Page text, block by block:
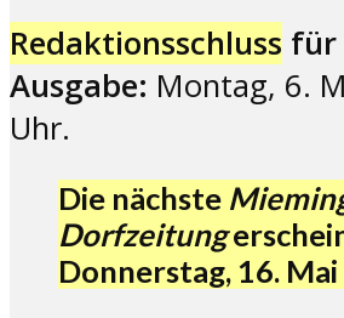
Redaktionsschluss für
Ausgabe: Montag, 6.
Uhr.
Die nächste
Dorfzeitung
Donnerstag, 16.